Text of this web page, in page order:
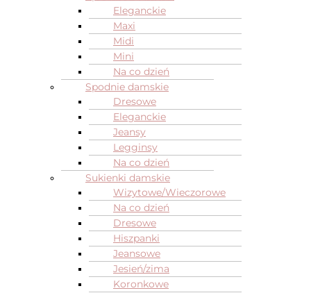
Eleganckie
Maxi
Midi
Mini
Na co dzień
Spodnie damskie
Dresowe
Eleganckie
Jeansy
Legginsy
Na co dzień
Sukienki damskie
Wizytowe/Wieczorowe
Na co dzień
Dresowe
Hiszpanki
Jeansowe
Jesień/zima
Koronkowe